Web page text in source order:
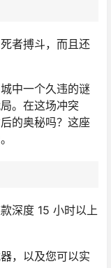
者搏斗，而且还
中一个久违的谜
。在这场冲突
的奥秘吗？这座
深度 15 小时以上
，以及您可以实